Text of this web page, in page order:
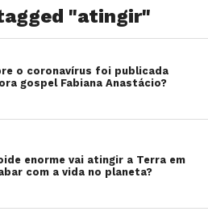
"atingir"
o coronavírus foi publicada
gospel Fabiana Anastácio?
enorme vai atingir a Terra em
com a vida no planeta?